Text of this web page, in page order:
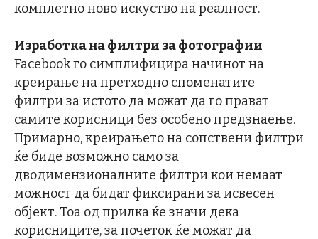
комплетно ново искуство на реалност.
Изработка на филтри за фотографии
Facebook го симплифицира начинот на
креирање на претходно споменатите
филтри за истото да можат да го прават
самите корисници без особено предзнаење.
Примарно, креирањето на сопствени филтри
ќе биде возможно само за
дводимензионалните филтри кои немаат
можност да бидат фиксирани за исвесен
објект. Тоа од прилка ќе значи дека
корисниците, за почеток ќе можат да